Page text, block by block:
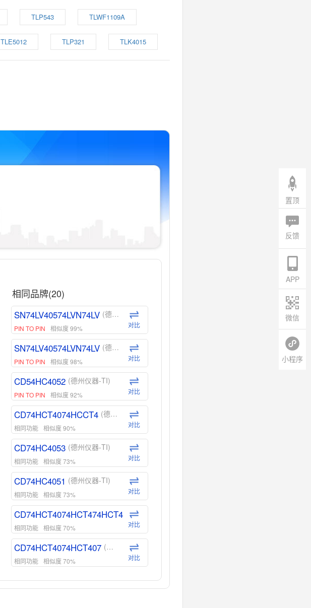
TLP543 TLWF1109A
TLE5012 TLP321 TLK4015
相同品牌(20)
SN74LV40574LVN74LV (德州仪器-TI)
PIN TO PIN 相似度 99% 对比
SN74LV40574LVN74LV (德州仪器-TI)
PIN TO PIN 相似度 98% 对比
CD54HC4052 (德州仪器-TI)
PIN TO PIN 相似度 92% 对比
CD74HCT4074HCCT4 (德州仪器-TI)
相同功能 相似度 90% 对比
CD74HC4053 (德州仪器-TI)
相同功能 相似度 73% 对比
CD74HC4051 (德州仪器-TI)
相同功能 相似度 73% 对比
CD74HCT4074HCT474HCT4 (德州仪器-TI)
相同功能 相似度 70% 对比
CD74HCT4074HCT407 (德州仪器-TI)
相同功能 相似度 70% 对比
CD74HCT4D74HDCT40 (德州仪器-TI)
对比
置顶
反馈
APP
微信
小程序